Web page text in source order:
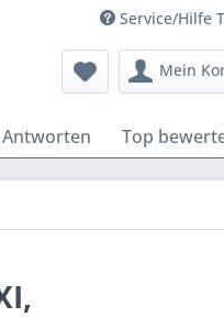
Service/Hilfe
Mein
Antworten Top